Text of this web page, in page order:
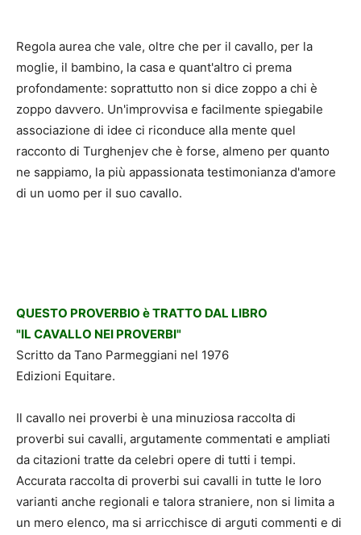
Regola aurea che vale, oltre che per il cavallo, per la
moglie, il bambino, la casa e quant'altro ci prema
profondamente: soprattutto non si dice zoppo a chi è
zoppo davvero. Un'improvvisa e facilmente spiegabile
associazione di idee ci riconduce alla mente quel
racconto di Turghenjev che è forse, almeno per quanto
ne sappiamo, la più appassionata testimonianza d'amore
di un uomo per il suo cavallo.
QUESTO PROVERBIO è TRATTO DAL LIBRO
"IL CAVALLO NEI PROVERBI"
Scritto da Tano Parmeggiani nel 1976
Edizioni Equitare.
Il cavallo nei proverbi è una minuziosa raccolta di
proverbi sui cavalli, argutamente commentati e ampliati
da citazioni tratte da celebri opere di tutti i tempi.
Accurata raccolta di proverbi sui cavalli in tutte le loro
varianti anche regionali e talora straniere, non si limita a
un mero elenco, ma si arricchisce di arguti commenti e di